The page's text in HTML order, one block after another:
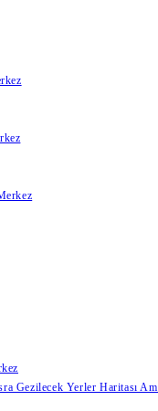
Gezilecek Yerler Haritası